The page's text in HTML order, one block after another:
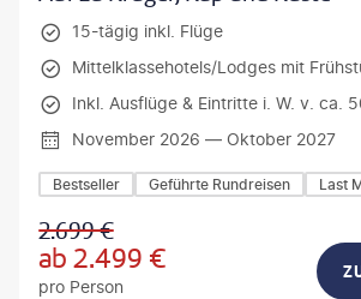
15-tägig inkl. Flüge
Mittelklassehotels/Lodges mit
Inkl. Ausflüge & Eintritte i. W. v. ca.
November 2026 — Oktober 2027
Bestseller Geführte Rundreisen Last
2.699€
ab2.499 €
pro Person